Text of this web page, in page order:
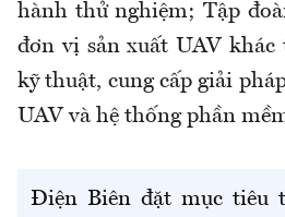
hành thử nghiệm; Tập
đơn vị sản xuất UAV
kỹ thuật, cung cấp giải
UAV và hệ thống phần
Điện Biên đặt mục tiêu